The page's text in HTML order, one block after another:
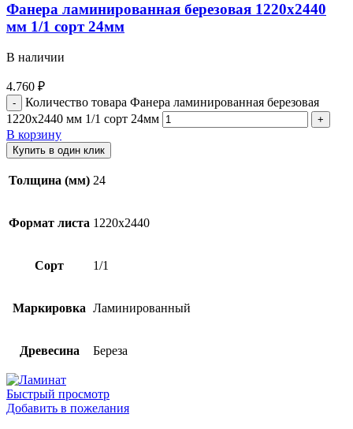
Фанера ламинированная березовая 1220х2440
мм 1/1 сорт 24мм
В наличии
4.760 ₽
Количество товара Фанера ламинированная березовая
1220х2440 мм 1/1 сорт 24мм
В корзину
Купить в один клик
Толщина (мм) 24
Формат листа 1220х2440
Сорт 1/1
Маркировка Ламинированный
Древесина Береза
Быстрый просмотр
Добавить в пожелания